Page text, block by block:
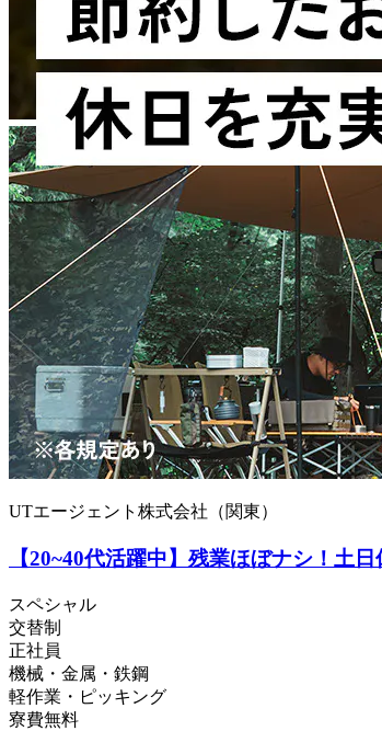
UTエージェント株式会社（関東）
【20~40代活躍中】残業ほぼナシ！土
スペシャル
交替制
正社員
機械・金属・鉄鋼
軽作業・ピッキング
寮費無料